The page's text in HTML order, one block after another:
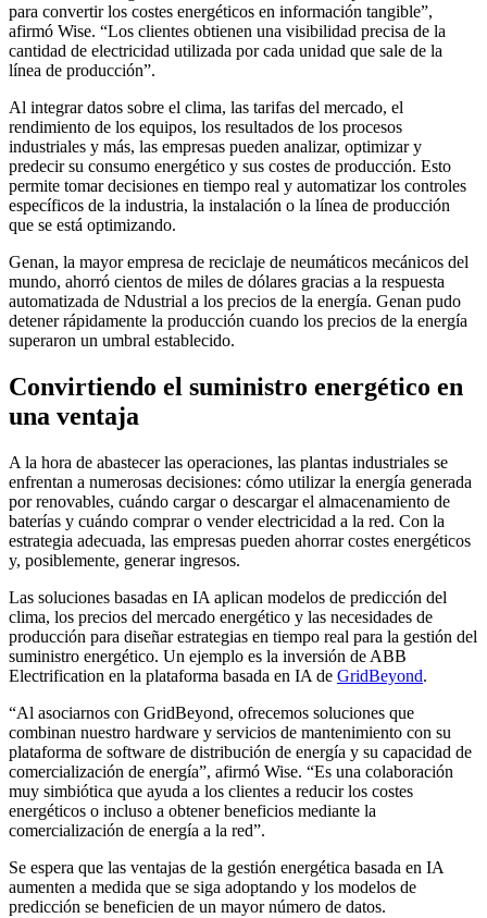
para convertir los costes energéticos en información tangible”,
afirmó Wise. “Los clientes obtienen una visibilidad precisa de la
cantidad de electricidad utilizada por cada unidad que sale de la
línea de producción”.
Al integrar datos sobre el clima, las tarifas del mercado, el
rendimiento de los equipos, los resultados de los procesos
industriales y más, las empresas pueden analizar, optimizar y
predecir su consumo energético y sus costes de producción. Esto
permite tomar decisiones en tiempo real y automatizar los controles
específicos de la industria, la instalación o la línea de producción
que se está optimizando.
Genan, la mayor empresa de reciclaje de neumáticos mecánicos del
mundo, ahorró cientos de miles de dólares gracias a la respuesta
automatizada de Ndustrial a los precios de la energía. Genan pudo
detener rápidamente la producción cuando los precios de la energía
superaron un umbral establecido.
Convirtiendo el suministro energético en
una ventaja
A la hora de abastecer las operaciones, las plantas industriales se
enfrentan a numerosas decisiones: cómo utilizar la energía generada
por renovables, cuándo cargar o descargar el almacenamiento de
baterías y cuándo comprar o vender electricidad a la red. Con la
estrategia adecuada, las empresas pueden ahorrar costes energéticos
y, posiblemente, generar ingresos.
Las soluciones basadas en IA aplican modelos de predicción del
clima, los precios del mercado energético y las necesidades de
producción para diseñar estrategias en tiempo real para la gestión del
suministro energético. Un ejemplo es la inversión de ABB
Electrification en la plataforma basada en IA de GridBeyond.
“Al asociarnos con GridBeyond, ofrecemos soluciones que
combinan nuestro hardware y servicios de mantenimiento con su
plataforma de software de distribución de energía y su capacidad de
comercialización de energía”, afirmó Wise. “Es una colaboración
muy simbiótica que ayuda a los clientes a reducir los costes
energéticos o incluso a obtener beneficios mediante la
comercialización de energía a la red”.
Se espera que las ventajas de la gestión energética basada en IA
aumenten a medida que se siga adoptando y los modelos de
predicción se beneficien de un mayor número de datos.